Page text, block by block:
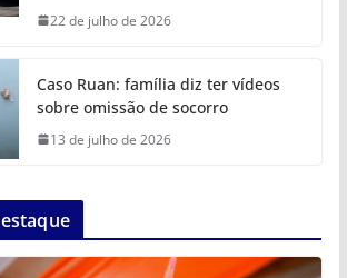
22 de julho de 2026
Caso Ruan: família diz ter vídeos
sobre omissão de socorro
13 de julho de 2026